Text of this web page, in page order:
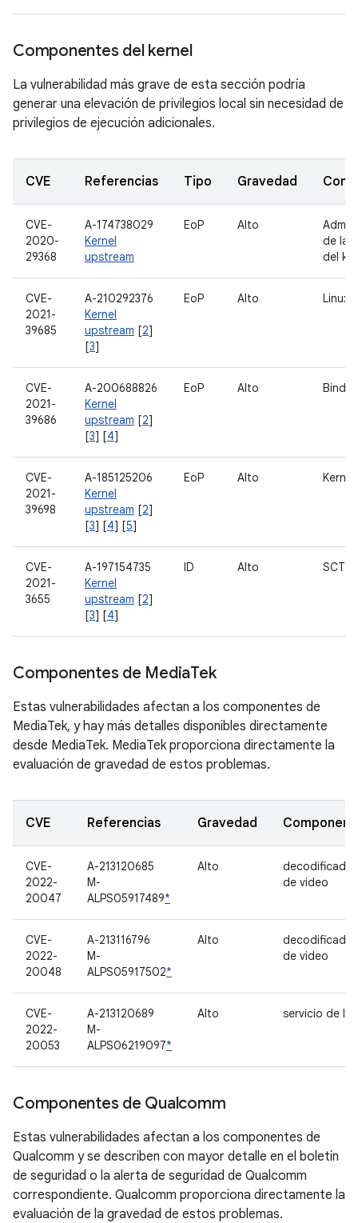
Componentes del kernel
La vulnerabilidad más grave de esta sección podría
generar una elevación de privilegios local sin necesidad de
privilegios de ejecución adicionales.
CVE Referencias Tipo Gravedad
CVE-
2020-
29368
A-174738029
Kernel
upstream
EoP Alto
de la
del
CVE-
2021-
39685
A-210292376
Kernel
upstream [2]
[3]
EoP Alto Linux
CVE-
2021-
39686
A-200688826
Kernel
upstream [2]
[3] [4]
EoP Alto Binder
CVE-
2021-
39698
A-185125206
Kernel
upstream [2]
[3] [4] [5]
EoP Alto Kernel
CVE-
2021-
3655
A-197154735
Kernel
upstream [2]
[3] [4]
ID Alto SCTP
Componentes de MediaTek
Estas vulnerabilidades afectan a los componentes de
MediaTek, y hay más detalles disponibles directamente
desde MediaTek. MediaTek proporciona directamente la
evaluación de gravedad de estos problemas.
CVE Referencias Gravedad
CVE-
2022-
20047
A-213120685
M-
ALPS05917489*
Alto
decodificador
de video
CVE-
2022-
20048
A-213116796
M-
ALPS05917502*
Alto
decodificador
de video
CVE-
2022-
20053
A-213120689
M-
ALPS06219097*
Alto servicio de
Componentes de Qualcomm
Estas vulnerabilidades afectan a los componentes de
Qualcomm y se describen con mayor detalle en el boletín
de seguridad o la alerta de seguridad de Qualcomm
correspondiente. Qualcomm proporciona directamente la
evaluación de la gravedad de estos problemas.